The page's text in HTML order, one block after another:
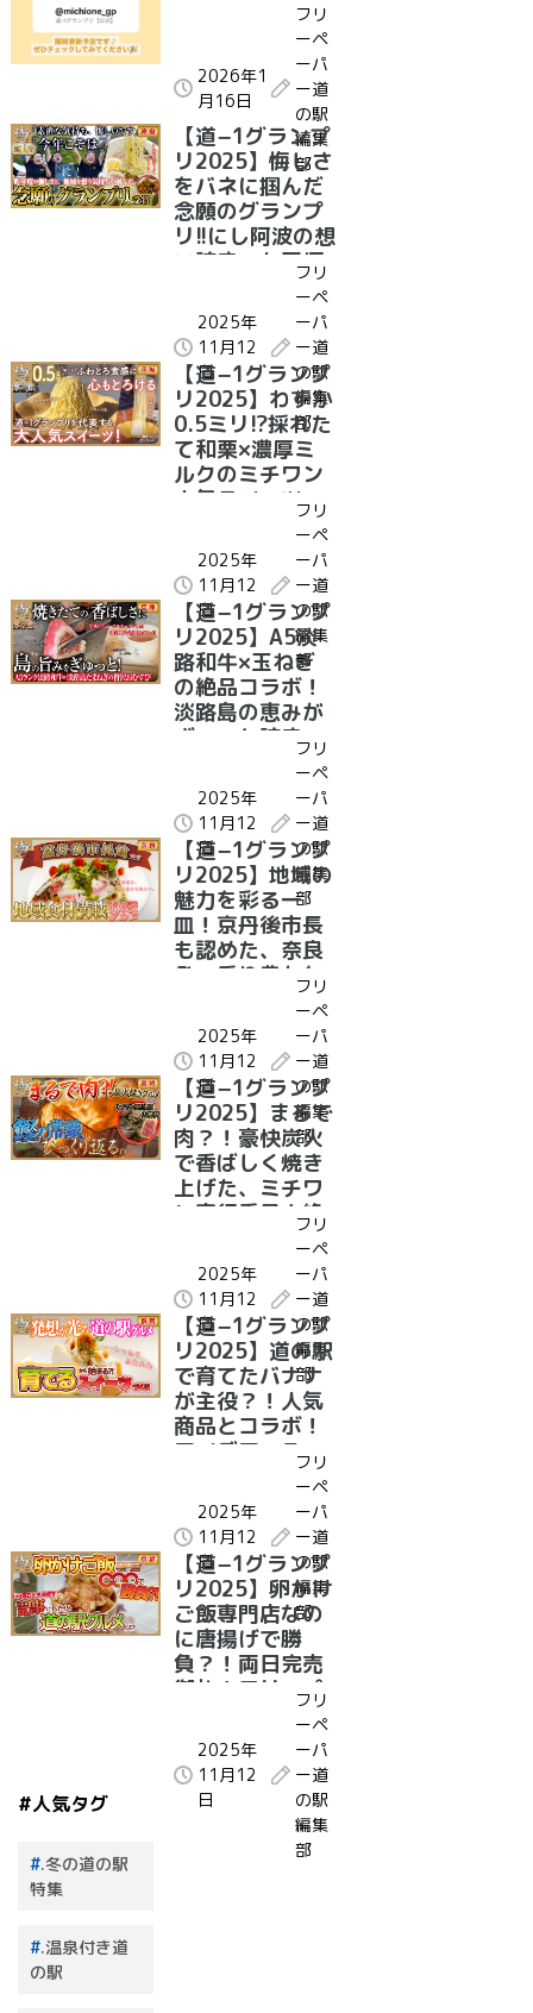
2026年1
月16日
フリ
ーペ
ーパ
ー道
の駅
編集
部
【道−1グランプ
リ2025】悔しさ
をバネに掴んだ
念願のグランプ
リ!!にし阿波の想
い詰まった至極
の一杯!!｜受賞グ
ルメ紹介 徳島県
道の駅みまの里
にし阿波系ラー
メン｜表彰式コ
メント
2025年
11月12
日
フリ
ーペ
ーパ
ー道
の駅
編集
部
【道−1グランプ
リ2025】わずか
0.5ミリ!?採れた
て和栗×濃厚ミ
ルクのミチワン
人気スイーツ、
準グランプリ受
賞！｜受賞グル
メ紹介 茨城県 道
の駅かさま 笠間
和栗0.5ミリ極細
モンブラン
2025年
11月12
日
フリ
ーペ
ーパ
ー道
の駅
編集
部
【道−1グランプ
リ2025】A5淡
路和牛×玉ねぎ
の絶品コラボ！
淡路島の恵みが
ぎゅっと詰まっ
た第３位の道の
駅グルメは？｜
受賞グルメ紹介
兵庫県 道の駅う
ずしお 淡路和牛
肉巻きおむすび
2025年
11月12
日
フリ
ーペ
ーパ
ー道
の駅
編集
部
【道−1グランプ
リ2025】地域の
魅力を彩る一
皿！京丹後市長
も認めた、奈良
発・香り豊かな
道の駅グルメと
は？！｜受賞グ
ルメ紹介 奈良県
道の駅クロスウ
ェイなかまち 大
和茶ピッツァ
2025年
11月12
日
フリ
ーペ
ーパ
ー道
の駅
編集
部
【道−1グランプ
リ2025】まるで
肉？！豪快炭火
で香ばしく焼き
上げた、ミチワ
ン実行委員大絶
賛の道の駅グル
メとは？！｜受
賞グルメ紹介 宮
崎県 道の駅きた
ごう ゴロゴロ肉
鰹の炭火焼き
2025年
11月12
日
フリ
ーペ
ーパ
ー道
の駅
編集
部
【道−1グランプ
リ2025】道の駅
で育てたバナナ
が主役？！人気
商品とコラボ！
アイデア・ユー
モア賞を受賞し
た道の駅グルメ
は？！｜受賞グ
ルメ紹介 群馬県
道の駅まえばし
赤城 まえばしバ
ナナ絹シフォン
サンド
2025年
11月12
日
フリ
ーペ
ーパ
ー道
の駅
編集
部
【道−1グランプ
リ2025】卵かけ
ご飯専門店なの
に唐揚げで勝
負？！両日完売
御礼！フリーペ
ーパー編集長が
選んだ道の駅グ
ルメは？！｜受
賞グルメ紹介 京
都府 道の駅丹後
王国「食のみや
こ」航空自衛隊
2025年
11月12
日
フリ
ーペ
ーパ
ー道
の駅
編集
部
#人気タグ
.冬の道の駅
特集
.温泉付き道
の駅